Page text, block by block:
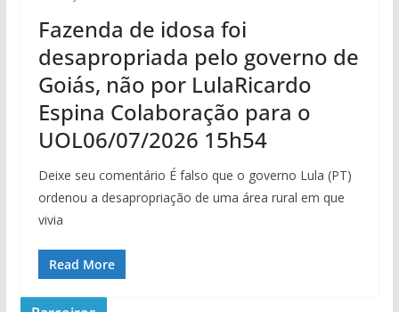
Fazenda de idosa foi
desapropriada pelo governo de
Goiás, não por LulaRicardo
Espina Colaboração para o
UOL06/07/2026 15h54
Deixe seu comentário É falso que o governo Lula (PT)
ordenou a desapropriação de uma área rural em que
vivia
Read More